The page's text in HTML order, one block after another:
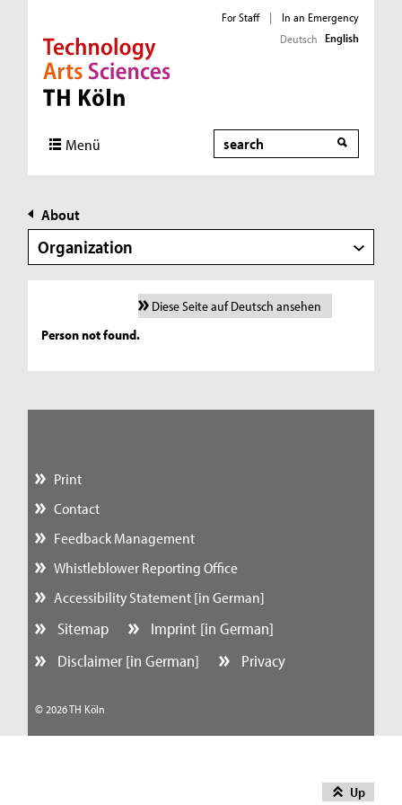
Direkt zur Hauptnavigation
Direkt zur Subnavigation
Direkt zum Inhalt
Direkt zum Fußbereich
For Staff |
In an Emergency
Deutsch English
Menü Search
About
Organization
Diese Seite auf Deutsch ansehen
Person not found.
Up
Print
Contact
Feedback Management
Whistleblower Reporting Office
Accessibility Statement [in German]
Sitemap
Imprint [in German]
Disclaimer [in German]
Privacy
© 2026 TH Köln